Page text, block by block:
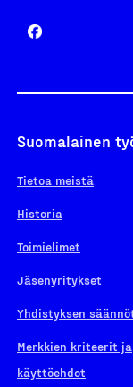
Suomalainen
Tietoa meistä
Historia
Toimielimet
Jäsenyritykset
Yhdistyksen
Merkkien kriteerit ja
käyttöehdot